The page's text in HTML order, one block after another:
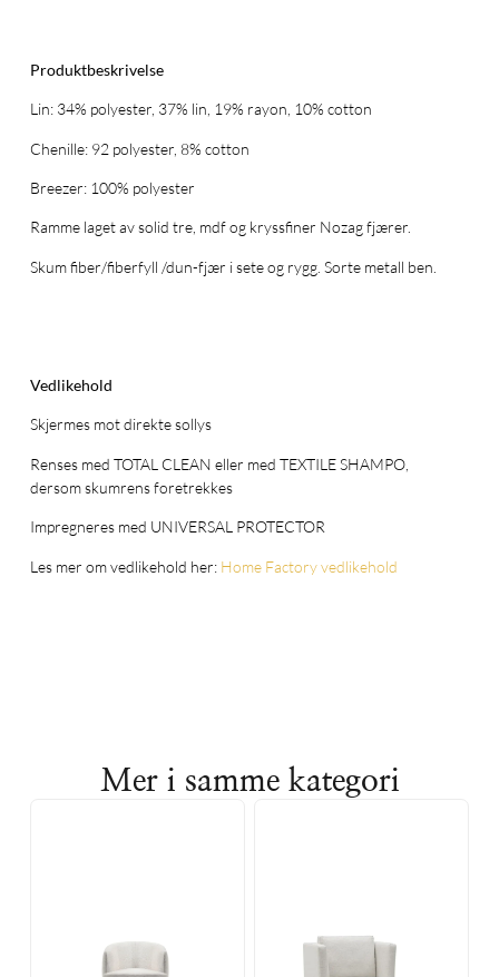
Produktbeskrivelse
Lin: 34% polyester, 37% lin, 19% rayon, 10% cotton
Chenille: 92 polyester, 8% cotton
Breezer: 100% polyester
Ramme laget av solid tre, mdf og kryssfiner Nozag fjærer.
Skum fiber/fiberfyll /dun-fjær i sete og rygg. Sorte metall ben.
Vedlikehold
Skjermes mot direkte sollys
Renses med TOTAL CLEAN eller med TEXTILE SHAMPO,
dersom skumrens foretrekkes
Impregneres med UNIVERSAL PROTECTOR
Les mer om vedlikehold her: Home Factory vedlikehold
Mer i samme kategori